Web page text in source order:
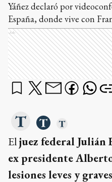
Yáñez declaró por
España, donde vive con
Ads
Eljuez federal Julián
ex presidente
lesiones leves y graves